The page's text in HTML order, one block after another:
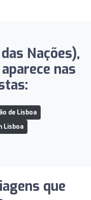
Nações),
nas
de Lisboa
Lisboa
que